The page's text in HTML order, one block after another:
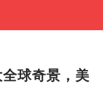
球奇景，美